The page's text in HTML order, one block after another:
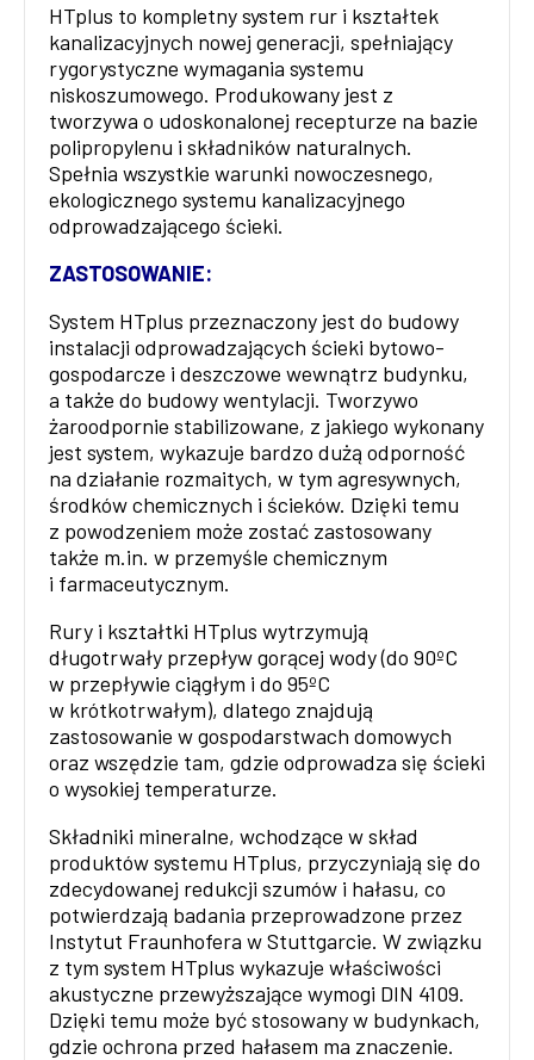
HTplus to kompletny system rur i kształtek
kanalizacyjnych nowej generacji, spełniający
rygorystyczne wymagania systemu
niskoszumowego. Produkowany jest z
tworzywa o udoskonalonej recepturze na bazie
polipropylenu i składników naturalnych.
Spełnia wszystkie warunki nowoczesnego,
ekologicznego systemu kanalizacyjnego
odprowadzającego ścieki.
ZASTOSOWANIE:
System HTplus przeznaczony jest do budowy
instalacji odprowadzających ścieki bytowo-
gospodarcze i deszczowe wewnątrz budynku,
a także do budowy wentylacji. Tworzywo
żaroodpornie stabilizowane, z jakiego wykonany
jest system, wykazuje bardzo dużą odporność
na działanie rozmaitych, w tym agresywnych,
środków chemicznych i ścieków. Dzięki temu
z powodzeniem może zostać zastosowany
także m.in. w przemyśle chemicznym
i farmaceutycznym.
Rury i kształtki HTplus wytrzymują
długotrwały przepływ gorącej wody (do 90ºC
w przepływie ciągłym i do 95ºC
w krótkotrwałym), dlatego znajdują
zastosowanie w gospodarstwach domowych
oraz wszędzie tam, gdzie odprowadza się ścieki
o wysokiej temperaturze.
Składniki mineralne, wchodzące w skład
produktów systemu HTplus, przyczyniają się do
zdecydowanej redukcji szumów i hałasu, co
potwierdzają badania przeprowadzone przez
Instytut Fraunhofera w Stuttgarcie. W związku
z tym system HTplus wykazuje właściwości
akustyczne przewyższające wymogi DIN 4109.
Dzięki temu może być stosowany w budynkach,
gdzie ochrona przed hałasem ma znaczenie.